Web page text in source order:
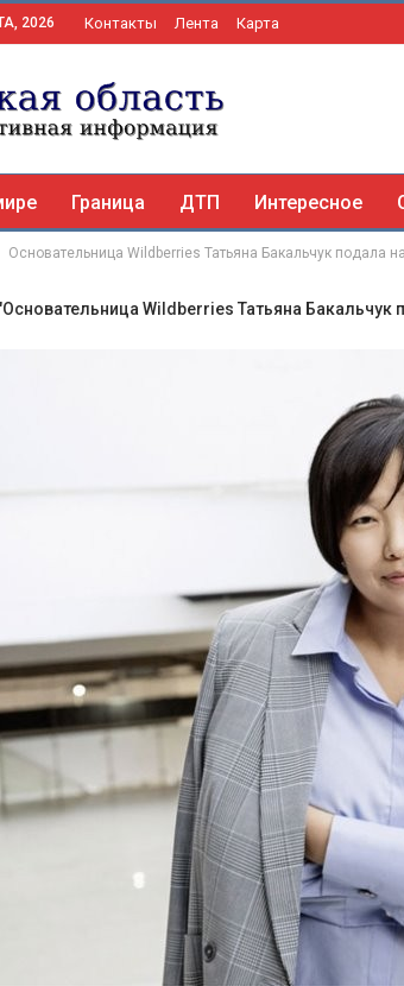
2026 Контакты Лента Карта
Граница ДТП Интересное
Основательница Wildberries Татьяна Бакальчук подала
Wildberries Татьяна Бакальчук